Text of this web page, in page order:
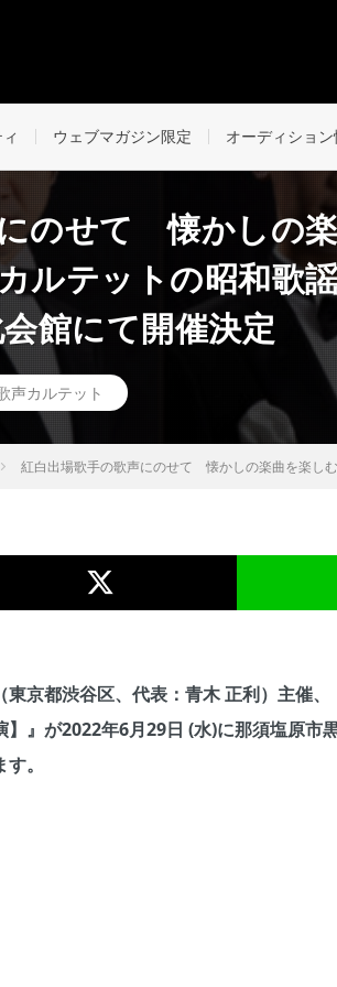
ウェブマガジン限定 オーディション
のせて 懐かしの
ルテットの昭和歌
館にて開催決定
声カルテット
紅白出場歌手の歌声にのせて 懐かしの楽曲を楽し
京都渋谷区、代表：青木 正利）主催
】』が2022年6月29日 (水)に那須塩原
。